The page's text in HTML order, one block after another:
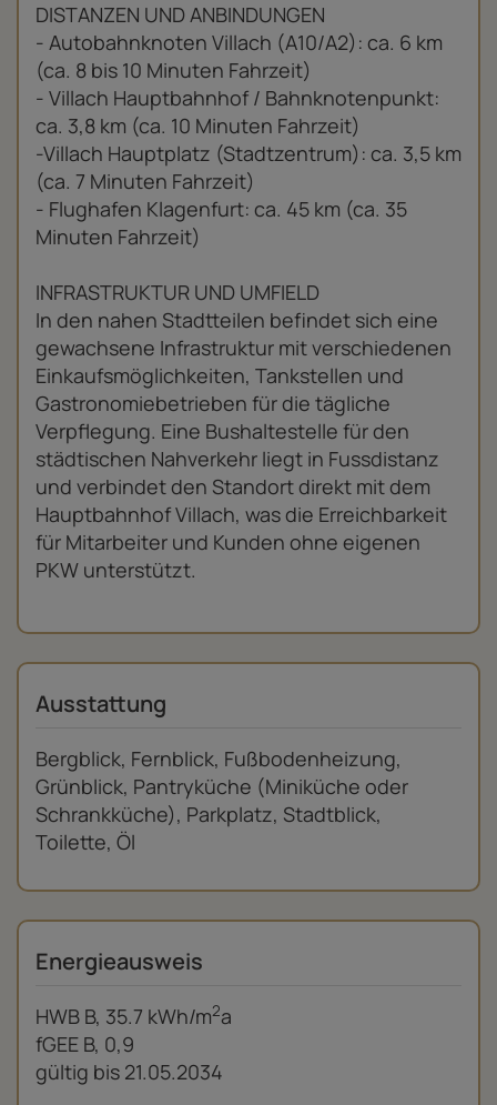
DISTANZEN UND ANBINDUNGEN
- Autobahnknoten Villach (A10/A2): ca. 6 km
(ca. 8 bis 10 Minuten Fahrzeit)
- Villach Hauptbahnhof / Bahnknotenpunkt:
ca. 3,8 km (ca. 10 Minuten Fahrzeit)
-Villach Hauptplatz (Stadtzentrum): ca. 3,5 km
(ca. 7 Minuten Fahrzeit)
- Flughafen Klagenfurt: ca. 45 km (ca. 35
Minuten Fahrzeit)
INFRASTRUKTUR UND UMFIELD
In den nahen Stadtteilen befindet sich eine
gewachsene Infrastruktur mit verschiedenen
Einkaufsmöglichkeiten, Tankstellen und
Gastronomiebetrieben für die tägliche
Verpflegung. Eine Bushaltestelle für den
städtischen Nahverkehr liegt in Fussdistanz
und verbindet den Standort direkt mit dem
Hauptbahnhof Villach, was die Erreichbarkeit
für Mitarbeiter und Kunden ohne eigenen
PKW unterstützt.
Ausstattung
Bergblick Fernblick Fußbodenheizung
Grünblick Pantryküche (Miniküche oder
Schrankküche) Parkplatz Stadtblick
Toilette Öl
Energieausweis
HWB B, 35.7 kWh/m2a
fGEE B, 0,9
gültig bis 21.05.2034